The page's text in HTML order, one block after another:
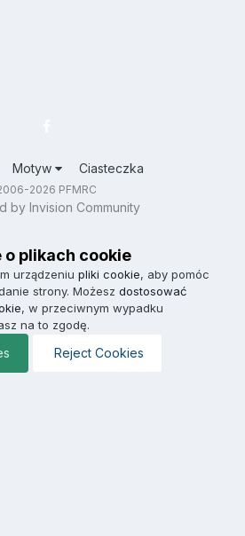
Motyw Ciasteczka
2026 PFMRC
by Invision Community
o plikach cookie
urządzeniu pliki cookie, aby pomóc
strony. Możesz dostosować
, w przeciwnym wypadku
na to zgodę.
Reject Cookies